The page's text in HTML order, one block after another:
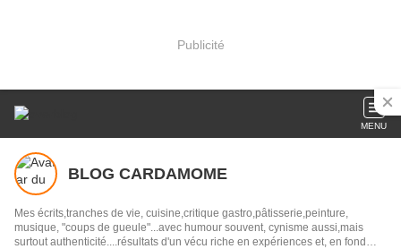
Publicité
MENU
BLOG CARDAMOME
Mes écrits,tranches de vie, cuisine,critique gastro,pâtisserie,peinture,
musique, "coups de gueule"...avec humour souvent, cynisme aussi,mais
surtout authenticité....résultats d'un vécu riche en expériences et, en fond